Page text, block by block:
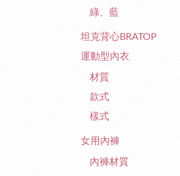
綠、藍
坦克背心BRATOP
運動型內衣
材質
款式
樣式
女用內褲
內褲材質